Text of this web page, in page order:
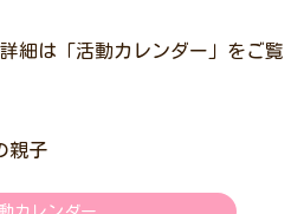
細は「活動カレンダー」をご覧
親子